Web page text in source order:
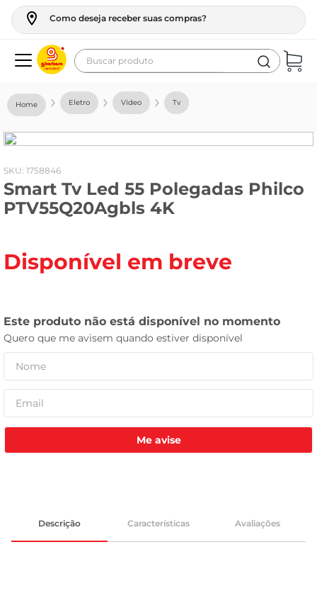
Como deseja receber suas compras?
Buscar produto
Eletro Vídeo Tv
: 1758846
Smart Tv Led 55 Polegadas Philco
PTV55Q20Agbls 4K
Disponível em breve
Me avise
Descrição Características Avaliações
geladeira
fogao
café
cerveja
leite
tv